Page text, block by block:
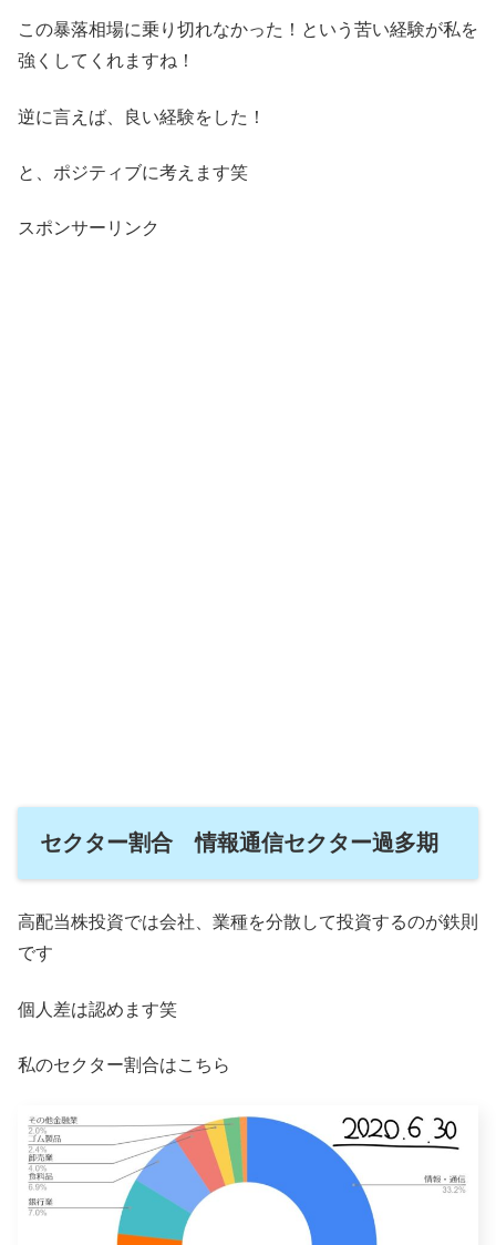
この暴落相場に乗り切れなかった！という苦い経験が私を
強くしてくれますね！
逆に言えば、良い経験をした！
と、ポジティブに考えます笑
スポンサーリンク
セクター割合 情報通信セクター過多期
高配当株投資では会社、業種を分散して投資するのが鉄則
です
個人差は認めます笑
私のセクター割合はこちら